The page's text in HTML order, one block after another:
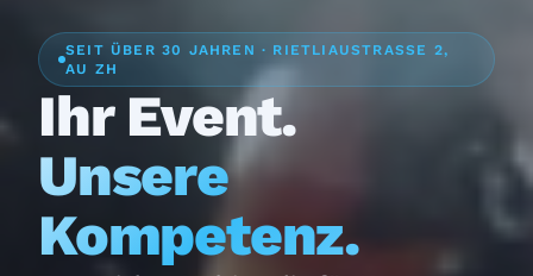
SEIT ÜBER 30 JAHREN · RIETLIAUSTRASSE 2,
AU ZH
Ihr Event.
Unsere
Kompetenz.